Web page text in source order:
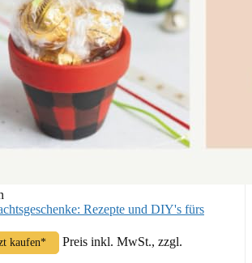
Rezepte und DIY's fürs
kaufen*
Preis inkl. MwSt., zzgl.